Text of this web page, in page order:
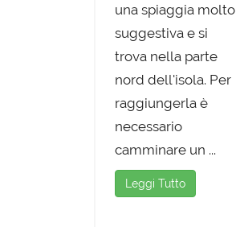
una spiaggia molto
suggestiva e si
trova nella parte
nord dell'isola. Per
raggiungerla è
necessario
camminare un ...
Leggi Tutto